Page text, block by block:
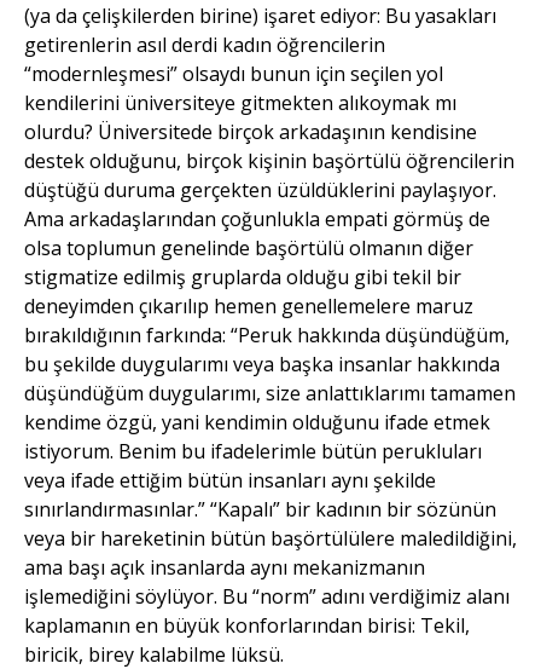
(ya da çelişkilerden birine) işaret ediyor: Bu yasakları
getirenlerin asıl derdi kadın öğrencilerin
“modernleşmesi” olsaydı bunun için seçilen yol
kendilerini üniversiteye gitmekten alıkoymak mı
olurdu? Üniversitede birçok arkadaşının kendisine
destek olduğunu, birçok kişinin başörtülü öğrencilerin
düştüğü duruma gerçekten üzüldüklerini paylaşıyor.
Ama arkadaşlarından çoğunlukla empati görmüş de
olsa toplumun genelinde başörtülü olmanın diğer
stigmatize edilmiş gruplarda olduğu gibi tekil bir
deneyimden çıkarılıp hemen genellemelere maruz
bırakıldığının farkında: “Peruk hakkında düşündüğüm,
bu şekilde duygularımı veya başka insanlar hakkında
düşündüğüm duygularımı, size anlattıklarımı tamamen
kendime özgü, yani kendimin olduğunu ifade etmek
istiyorum. Benim bu ifadelerimle bütün perukluları
veya ifade ettiğim bütün insanları aynı şekilde
sınırlandırmasınlar.” “Kapalı” bir kadının bir sözünün
veya bir hareketinin bütün başörtülülere maledildiğini,
ama başı açık insanlarda aynı mekanizmanın
işlemediğini söylüyor. Bu “norm” adını verdiğimiz alanı
kaplamanın en büyük konforlarından birisi: Tekil,
biricik, birey kalabilme lüksü.